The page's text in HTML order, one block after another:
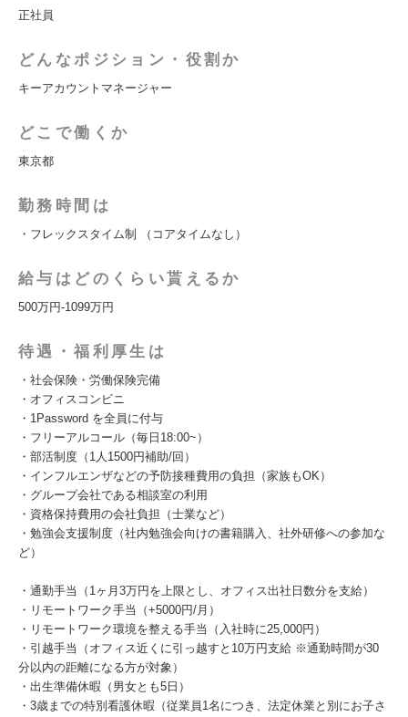
正社員
どんなポジション・役割か
キーアカウントマネージャー
どこで働くか
東京都
勤務時間は
・フレックスタイム制 （コアタイムなし）
給与はどのくらい貰えるか
500万円-1099万円
待遇・福利厚生は
・社会保険・労働保険完備
・オフィスコンビニ
・1Password を全員に付与
・フリーアルコール（毎日18:00~）
・部活制度（1人1500円補助/回）
・インフルエンザなどの予防接種費用の負担（家族もOK）
・グループ会社である相談室の利用
・資格保持費用の会社負担（士業など）
・勉強会支援制度（社内勉強会向けの書籍購入、社外研修への参加な
ど）
・通勤手当（1ヶ月3万円を上限とし、オフィス出社日数分を支給）
・リモートワーク手当（+5000円/月）
・リモートワーク環境を整える手当（入社時に25,000円）
・引越手当（オフィス近くに引っ越すと10万円支給 ※通勤時間が30
分以内の距離になる方が対象）
・出生準備休暇（男女とも5日）
・3歳までの特別看護休暇（従業員1名につき、法定休業と別にお子さ